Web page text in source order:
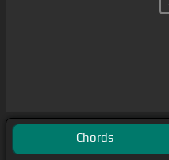
Chords